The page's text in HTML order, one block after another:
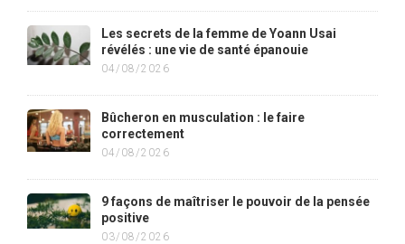
Les secrets de la femme de Yoann Usai
révélés : une vie de santé épanouie
04/08/2026
Bûcheron en musculation : le faire
correctement
04/08/2026
9 façons de maîtriser le pouvoir de la pensée
positive
03/08/2026